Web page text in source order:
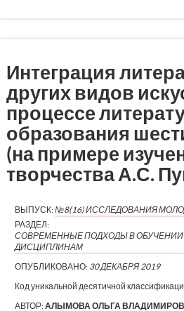
Интеграция
других видов
процессе
образования
(на примере
творчества А.С.
ВЫПУСК:№8(16) ИССЛЕДОВАНИЯ
РАЗДЕЛ:
СОВРЕМЕННЫЕ ПОДХОДЫ В
ДИСЦИПЛИНАМ
ОПУБЛИКОВАНО: 30 ДЕКАБРЯ 2019
Код уникальной десятичной
АВТОР:АЛЫМОВА ОЛЬГА